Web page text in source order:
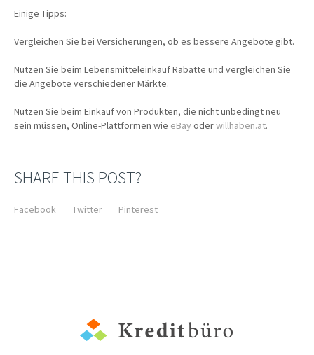
Einige Tipps:
Vergleichen Sie bei Versicherungen, ob es bessere Angebote gibt.
Nutzen Sie beim Lebensmitteleinkauf Rabatte und vergleichen Sie
die Angebote verschiedener Märkte.
Nutzen Sie beim Einkauf von Produkten, die nicht unbedingt neu
sein müssen, Online-Plattformen wie eBay oderwillhaben.at.
SHARE THIS POST?
Facebook Twitter Pinterest